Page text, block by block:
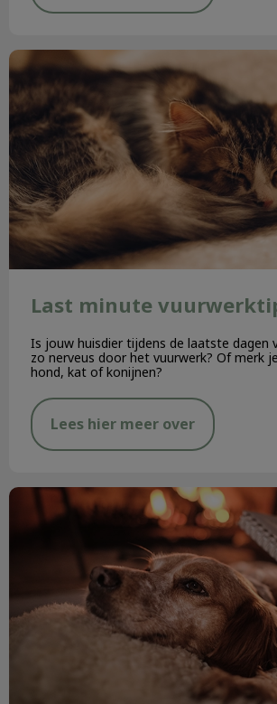
Last minute vuurwerktips
Last minute
Is jouw huisdier tijdens de laatste dagen
zo nerveus door het vuurwerk? Of merk
hond, kat of konijnen?
Lees hier meer over
Vuurwerkangst bij hond of kat